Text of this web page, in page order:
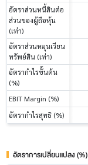
อัตราส่วนหนี้สินต่อ
ส่วนของผู้ถือหุ้น
(เท่า)
อัตราส่วนหมุนเวียน
ทรัพย์สิน (เท่า)
อัตรากำไรขั้นต้น
(%)
EBIT Margin (%)
อัตรากำไรสุทธิ (%)
อัตราการเปลี่ยนแปลง (%)